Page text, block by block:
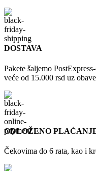
DOSTAVA
Pakete šaljemo
veće od 15.000 rsd uz
ODLOŽENO
Čekovima do 6 rata, kao i